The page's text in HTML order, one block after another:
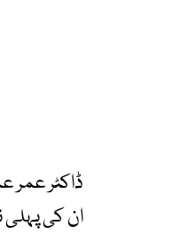
ڈاکٹر عمر
ان کی پہلی